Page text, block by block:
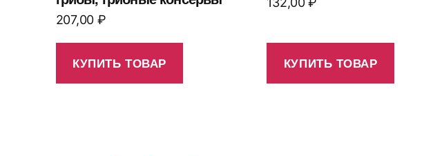
207,00 ₽
КУПИТЬ ТОВАР КУПИТЬ ТОВАР